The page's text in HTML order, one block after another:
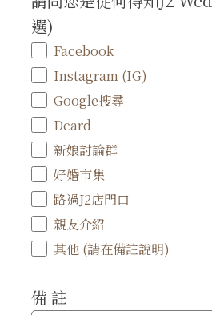
選)
Facebook
Instagram (IG)
Google搜尋
Dcard
新娘討論群
好婚市集
路過J2店門口
親友介紹
其他 (請在備註說明)
備 註